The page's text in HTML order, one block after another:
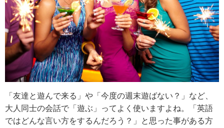
「友達と遊んで来る」や「今度の週末遊ばない？」など、
大人同士の会話で「遊ぶ」ってよく使いますよね。「英語
ではどんな言い方をするんだろう？」と思った事がある方